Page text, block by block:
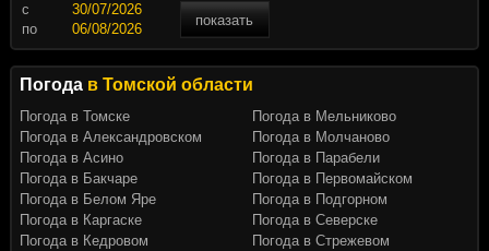
c
показать
по
Погода в Томской области
Погода в Томске
Погода в Александровском
Погода в Асино
Погода в Бакчаре
Погода в Белом Яре
Погода в Каргаске
Погода в Кедровом
Погода в Мельниково
Погода в Молчаново
Погода в Парабели
Погода в Первомайском
Погода в Подгорном
Погода в Северске
Погода в Стрежевом